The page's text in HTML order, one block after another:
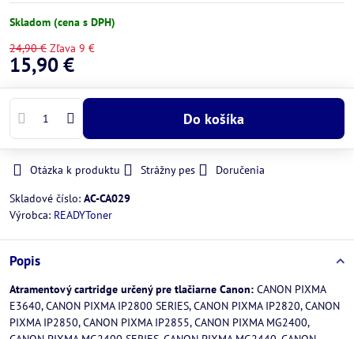
Skladom (cena s DPH)
24,90 € Zľava 9 €
15,90 €
Do košíka
Otázka k produktu Strážny pes
Doručenia
Skladové číslo: AC-CA029
Výrobca: READYToner
Popis
Atramentový cartridge určený pre tlačiarne Canon: CANON PIXMA
E3640, CANON PIXMA IP2800 SERIES, CANON PIXMA IP2820, CANON
PIXMA IP2850, CANON PIXMA IP2855, CANON PIXMA MG2400,